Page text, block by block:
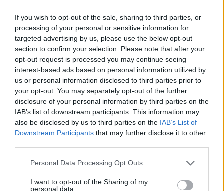
If you wish to opt-out of the sale, sharing to third parties, or
processing of your personal or sensitive information for
targeted advertising by us, please use the below opt-out
section to confirm your selection. Please note that after your
opt-out request is processed you may continue seeing
interest-based ads based on personal information utilized by
us or personal information disclosed to third parties prior to
your opt-out. You may separately opt-out of the further
disclosure of your personal information by third parties on the
IAB’s list of downstream participants. This information may
also be disclosed by us to third parties on the IAB’s List of
Downstream Participants that may further disclose it to other
Please note that this website/app uses one or more Google
not limited to your visit or usage behaviour. You may click to
Personal Data Processing Opt Outs
I want to opt-out of the Sharing of my
personal data.
gyakran látni a Szkénében.
„Hiába
a
század
eleji